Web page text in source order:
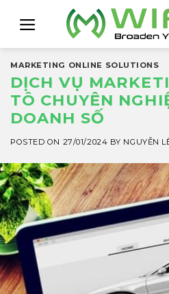
content
MARKETING ONLINE SOLUTIONS
DỊCH VỤ
TÔ CHUYÊN
DOANH SỐ
POSTED ON 27/01/2024 BY NGUYỄN